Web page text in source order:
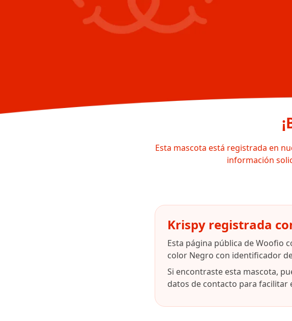
Esta mascota está registrada en
información
Krispy registrada
Esta página pública de Woofio
color Negro con identificador
Si encontraste esta mascota,
datos de contacto para facilitar